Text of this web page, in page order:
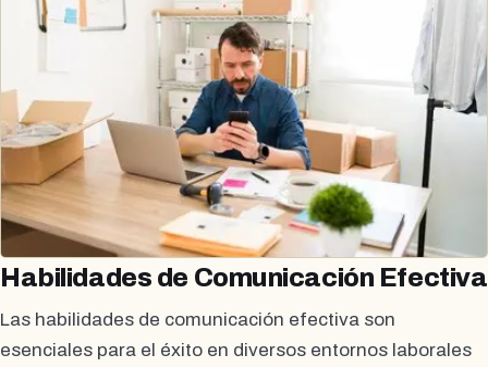
Habilidades de Comunicación Efectiva
Las habilidades de comunicación efectiva son
esenciales para el éxito en diversos entornos laborales